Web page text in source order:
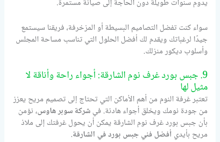
يدوم سنوات طويلة دون الحاجة إلى صيانة مستمرة.
سواء كنت تفضل التصاميم البسيطة أو المزخرفة، فريقنا سيستمع
جيدًا لرغباتك ويقدم لك أفضل الحلول التي تناسب مساحة المجلس
وأسلوب ديكور منزلك.
9. جبس بورد غرف نوم الشارقة: أجواء راحة وأناقة لا
مثيل لها
تعتبر غرفة النوم من أهم الأماكن التي تحتاج إلى تصميم مريح يعزز
من جودة نومك ويخلق أجواء هادئة. فيشركة سوبر هاوس، نؤمن
بأن جبس بورد غرف نوم الشارقة يمكن أن يحول غرفتك إلى ملاذ
مريح بأيدي أفضل فني جبس بورد في الشارقة.